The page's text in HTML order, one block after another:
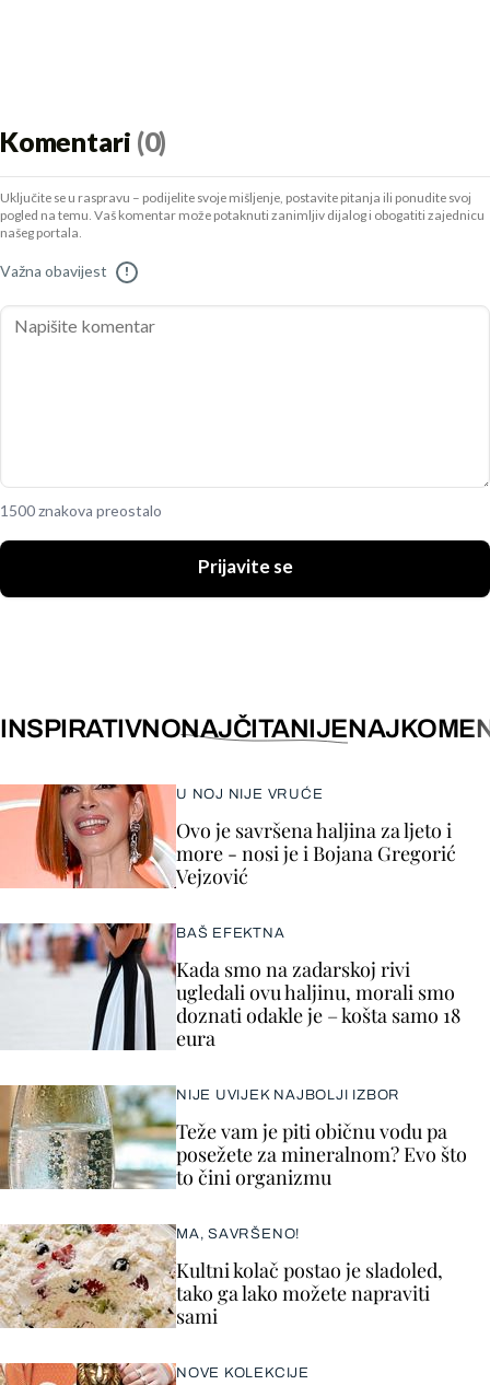
Komentari (0)
Uključite se u raspravu – podijelite svoje mišljenje, postavite pitanja ili ponudite svoj
pogled na temu. Vaš komentar može potaknuti zanimljiv dijalog i obogatiti zajednicu
našeg portala.
Važna obavijest !
1500 znakova preostalo
Prijavite se
INSPIRATIVNONAJČITANIJE
U NOJ NIJE VRUĆE
Ovo je savršena haljina za ljeto i
more - nosi je i Bojana Gregorić
Vejzović
BAŠ EFEKTNA
Kada smo na zadarskoj rivi
ugledali ovu haljinu, morali smo
doznati odakle je – košta samo 18
eura
NIJE UVIJEK NAJBOLJI IZBOR
Teže vam je piti običnu vodu pa
posežete za mineralnom? Evo što
to čini organizmu
MA, SAVRŠENO!
Kultni kolač postao je sladoled,
tako ga lako možete napraviti
sami
NOVE KOLEKCIJE